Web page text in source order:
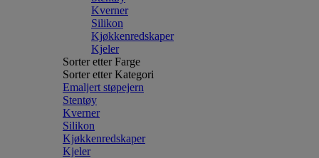
Kverner
Silikon
Kjøkkenredskaper
Kjeler
Sorter etter Farge
Sorter etter Kategori
Emaljert støpejern
Stentøy
Kverner
Silikon
Kjøkkenredskaper
Kjeler